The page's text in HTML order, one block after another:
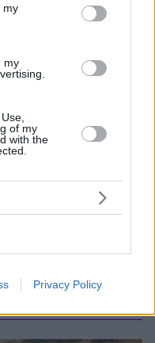
my
my
of my
with the
Privacy Policy
ετοιμότητα θέτει την
με στρατιωτική
πόλεμο» - Αναλυτές